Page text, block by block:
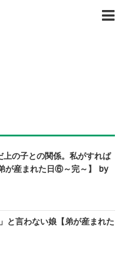
上の子との関係。私がすれば
が産まれた日⑥～完～】 by
と言わない娘【弟が産まれた